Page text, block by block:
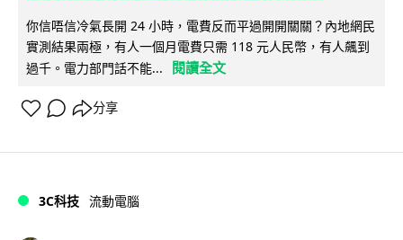
你信唔信冷氣長開 24 小時，電費反而平過開開關關？內地網民
實測結果兩極，有人一個月電費只需 118 元人民幣，有人飆到
過千。電力部門話不能...
閱讀全文
分享
3C科技 流動電腦